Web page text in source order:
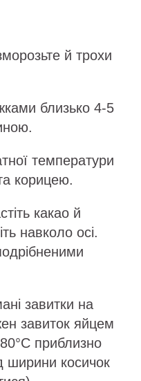
й трохи
близько 4-5
температури
корицею.
какао й
навколо осі.
завитки на
завиток яйцем
приблизно
ширини косичок